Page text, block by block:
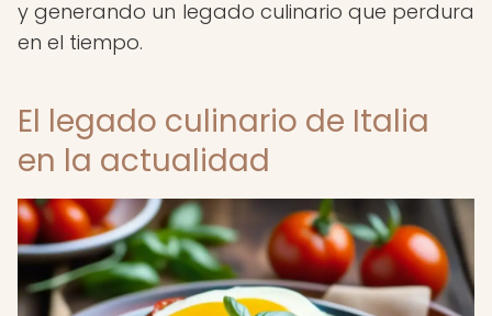
y generando un legado culinario que perdura
en el tiempo.
El legado culinario de Italia
en la actualidad